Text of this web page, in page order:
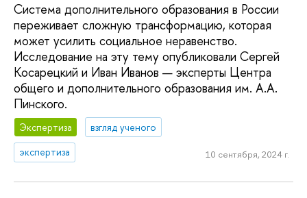
Система дополнительного образования в России
переживает сложную трансформацию, которая
может усилить социальное неравенство.
Исследование на эту тему опубликовали Сергей
Косарецкий и Иван Иванов — эксперты Центра
общего и дополнительного образования им. А.А.
Пинского.
Экспертиза
взгляд ученого
экспертиза
10 сентября, 2024 г.